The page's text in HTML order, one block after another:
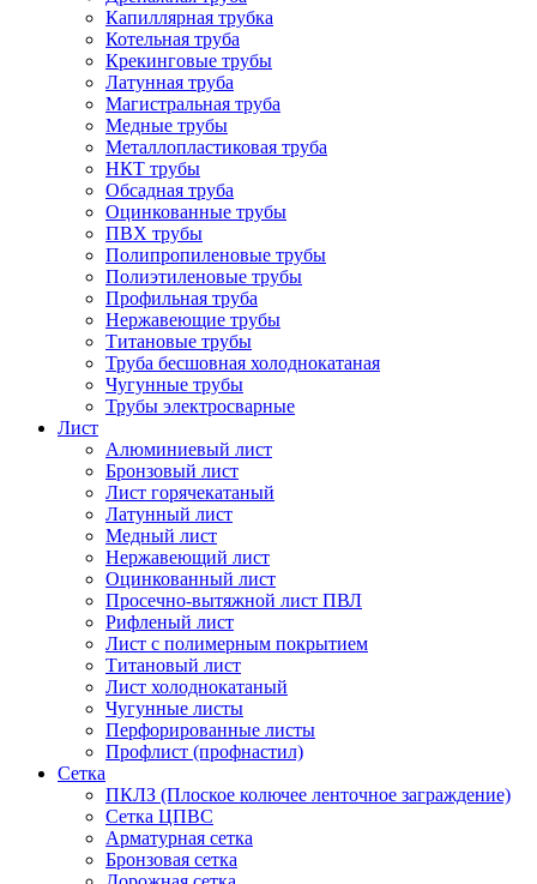
Капиллярная трубка
Котельная труба
Крекинговые трубы
Латунная труба
Магистральная труба
Медные трубы
Металлопластиковая труба
НКТ трубы
Обсадная труба
Оцинкованные трубы
ПВХ трубы
Полипропиленовые трубы
Полиэтиленовые трубы
Профильная труба
Нержавеющие трубы
Титановые трубы
Труба бесшовная холоднокатаная
Чугунные трубы
Трубы электросварные
Лист
Алюминиевый лист
Бронзовый лист
Лист горячекатаный
Латунный лист
Медный лист
Нержавеющий лист
Оцинкованный лист
Просечно-вытяжной лист ПВЛ
Рифленый лист
Лист с полимерным покрытием
Титановый лист
Лист холоднокатаный
Чугунные листы
Перфорированные листы
Профлист (профнастил)
Сетка
ПКЛЗ (Плоское колючее ленточное заграждение)
Сетка ЦПВС
Арматурная сетка
Бронзовая сетка